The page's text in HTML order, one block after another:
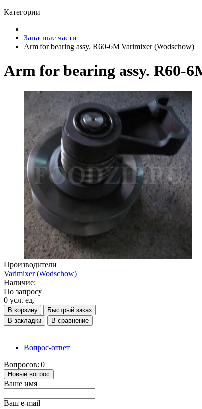
Категории
Запасные части
Arm for bearing assy. R60-6M Varimixer (Wodschow)
Arm for bearing assy. R60-
Производители
Varimixer (Wodschow)
Наличие:
По запросу
0 усл. ед.
В корзину
Быстрый заказ
В закладки
В сравнение
Вопрос-ответ
Вопросов: 0
Новый вопрос
Ваше имя
Ваш e-mail